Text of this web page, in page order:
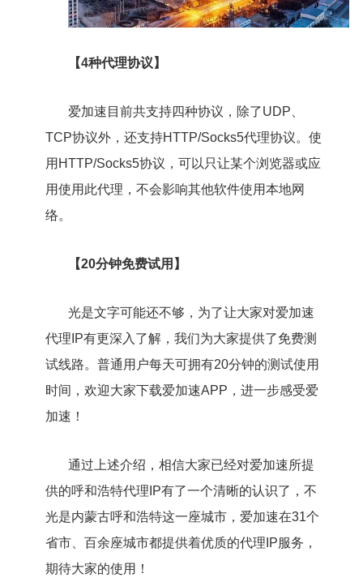
【4种代理协议】
爱加速目前共支持四种协议，除了UDP、
TCP协议外，还支持HTTP/Socks5代理协议。使
用HTTP/Socks5协议，可以只让某个浏览器或应
用使用此代理，不会影响其他软件使用本地网
络。
【20分钟免费试用】
光是文字可能还不够，为了让大家对爱加速
代理IP有更深入了解，我们为大家提供了免费测
试线路。普通用户每天可拥有20分钟的测试使用
时间，欢迎大家下载爱加速APP，进一步感受爱
加速！
通过上述介绍，相信大家已经对爱加速所提
供的呼和浩特代理IP有了一个清晰的认识了，不
光是内蒙古呼和浩特这一座城市，爱加速在31个
省市、百余座城市都提供着优质的代理IP服务，
期待大家的使用！